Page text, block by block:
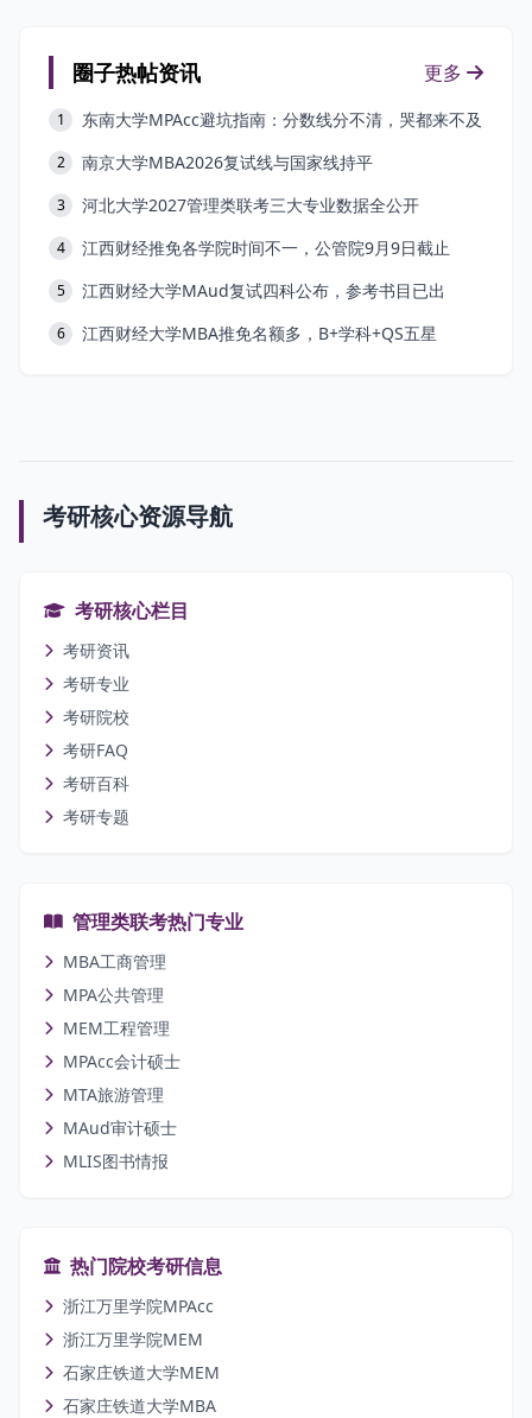
圈子热帖资讯 更多
1 东南大学MPAcc避坑指南：分数线分不清，哭都来不及
2 南京大学MBA2026复试线与国家线持平
3 河北大学2027管理类联考三大专业数据全公开
4 江西财经推免各学院时间不一，公管院9月9日截止
5 江西财经大学MAud复试四科公布，参考书目已出
6 江西财经大学MBA推免名额多，B+学科+QS五星
考研核心资源导航
考研核心栏目
考研资讯
考研专业
考研院校
考研FAQ
考研百科
考研专题
管理类联考热门专业
MBA工商管理
MPA公共管理
MEM工程管理
MPAcc会计硕士
MTA旅游管理
MAud审计硕士
MLIS图书情报
热门院校考研信息
浙江万里学院MPAcc
浙江万里学院MEM
石家庄铁道大学MEM
石家庄铁道大学MBA